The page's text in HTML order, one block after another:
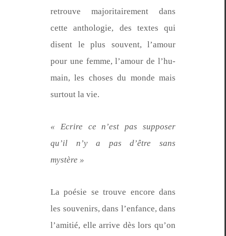
retrou­ve majori­taire­ment dans
cette antholo­gie, des textes qui
dis­ent le plus sou­vent, l’amour
pour une femme, l’amour de l’hu­
main, les choses du monde mais
surtout la vie.
« Ecrire ce n’est pas sup­pos­er
qu’il n’y a pas d’être sans
mystère »
La poésie se trou­ve encore dans
les sou­venirs, dans l’en­fance, dans
l’ami­tié, elle arrive dès lors qu’on